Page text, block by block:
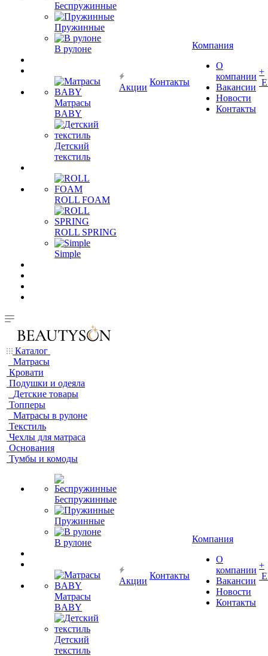
Беспружинные
Пружинные
В рулоне
Матрасы
BABY
Детский
текстиль
ROLL FOAM
ROLL SPRING
Simple
Акции
Контакты
Компания
О
компании
Вакансии
Новости
Контакты
+
Каталог
Матрасы
Кровати
Подушки и одеяла
Детские товары
Топперы
Матрасы в рулоне
Текстиль
Чехлы для матраса
Основания
Тумбы и комоды
Беспружинные
Пружинные
В рулоне
Матрасы
BABY
Детский
текстиль
Акции
Контакты
Компания
О
компании
Вакансии
Новости
Контакты
+